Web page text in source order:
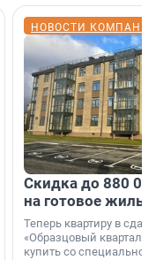
НОВОСТИ
Скидка до 880
на готовое
Теперь квартиру в
«Образцовый квартал
купить со специальной